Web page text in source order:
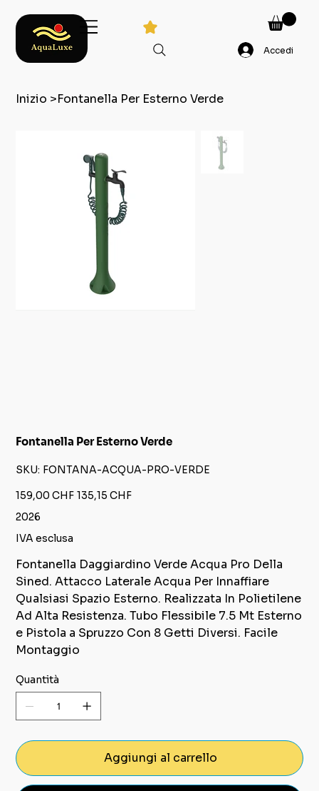
Accedi
Inizio >Fontanella Per Esterno Verde
Fontanella Per Esterno Verde
SKU: SKU
FONTANA-
PRO-
VERDE
FONTANA-ACQUA-PRO-VERDE
Prezzo
originale
159,00 CHF Prezzo
scontato
135,15 CHF
2026
IVA esclusa
Fontanella Daggiardino Verde Acqua Pro Della
Sined. Attacco Laterale Acqua Per Innaffiare
Qualsiasi Spazio Esterno. Realizzata In Polietilene
Ad Alta Resistenza. Tubo Flessibile 7.5 Mt Esterno
e Pistola a Spruzzo Con 8 Getti Diversi. Facile
Montaggio
Quantità
Aggiungi al carrello